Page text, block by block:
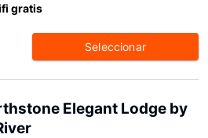
gratis
Seleccionar
Elegant Lodge by